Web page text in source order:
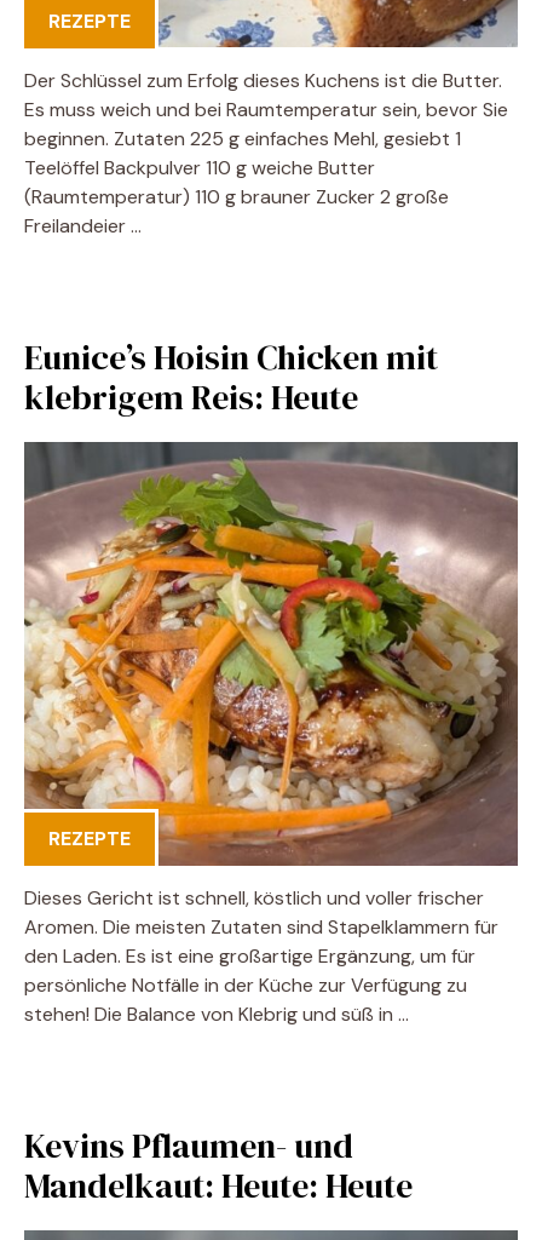
REZEPTE
Der Schlüssel zum Erfolg dieses Kuchens ist die Butter.
Es muss weich und bei Raumtemperatur sein, bevor Sie
beginnen. Zutaten 225 g einfaches Mehl, gesiebt 1
Teelöffel Backpulver 110 g weiche Butter
(Raumtemperatur) 110 g brauner Zucker 2 große
Freilandeier …
Eunice’s Hoisin Chicken mit
klebrigem Reis: Heute
REZEPTE
Dieses Gericht ist schnell, köstlich und voller frischer
Aromen. Die meisten Zutaten sind Stapelklammern für
den Laden. Es ist eine großartige Ergänzung, um für
persönliche Notfälle in der Küche zur Verfügung zu
stehen! Die Balance von Klebrig und süß in …
Kevins Pflaumen- und
Mandelkaut: Heute: Heute